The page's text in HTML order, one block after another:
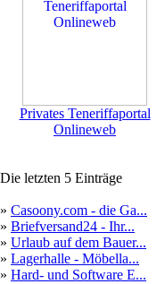
Privates Teneriffaportal
Onlineweb
Die letzten 5 Einträge
» Casoony.com - die Ga...
» Briefversand24 - Ihr...
» Urlaub auf dem Bauer...
» Lagerhalle - Möbella...
» Hard- und Software E...